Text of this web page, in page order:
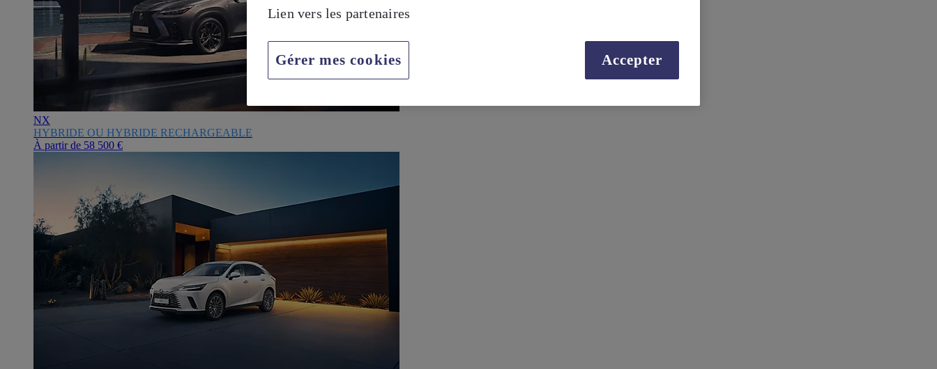
NX
HYBRIDE OU HYBRIDE RECHARGEABLE
À partir de 58 500 €
Lien vers les partenaires
Gérer mes cookies Accepter